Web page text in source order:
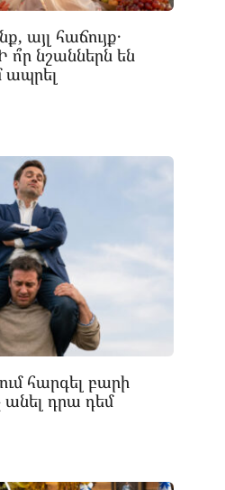
այլ հաճույք․
նշաններն են
ապրել
հարգել բարի
անել դրա դեմ